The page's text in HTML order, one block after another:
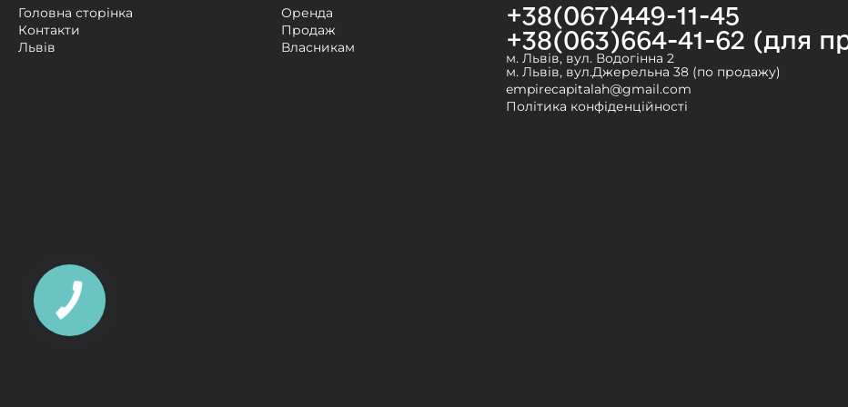
Головна сторінка
Контакти
Львів
Оренда
Продаж
Власникам
+38(067)449-11-45
+38(063)664-41-62 (для
м. Львів, вул. Водогінна 2
м. Львів, вул.Джерельна 38 (по продажу)
empirecapitalah@gmail.com
Політика конфіденційності